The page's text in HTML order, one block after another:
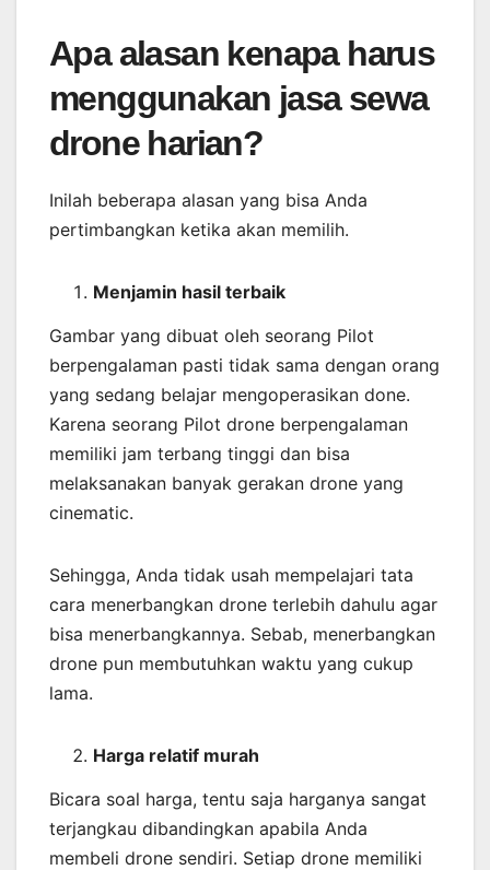
Apa alasan kenapa harus
menggunakan jasa sewa
drone harian?
Inilah beberapa alasan yang bisa Anda
pertimbangkan ketika akan memilih.
Menjamin hasil terbaik
Gambar yang dibuat oleh seorang Pilot
berpengalaman pasti tidak sama dengan orang
yang sedang belajar mengoperasikan done.
Karena seorang Pilot drone berpengalaman
memiliki jam terbang tinggi dan bisa
melaksanakan banyak gerakan drone yang
cinematic.
Sehingga, Anda tidak usah mempelajari tata
cara menerbangkan drone terlebih dahulu agar
bisa menerbangkannya. Sebab, menerbangkan
drone pun membutuhkan waktu yang cukup
lama.
Harga relatif murah
Bicara soal harga, tentu saja harganya sangat
terjangkau dibandingkan apabila Anda
membeli drone sendiri. Setiap drone memiliki